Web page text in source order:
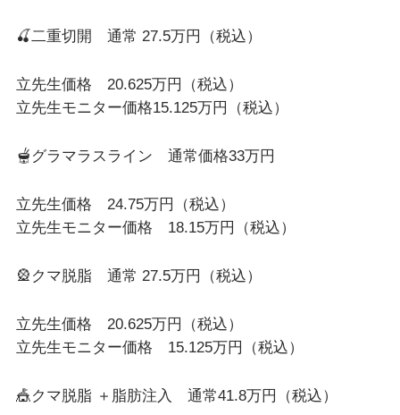
🍒二重切開 通常 27.5万円（税込）
立先生価格 20.625万円（税込）
立先生モニター価格15.125万円（税込）
🫕グラマラスライン 通常価格33万円
立先生価格 24.75万円（税込）
立先生モニター価格 18.15万円（税込）
🎡クマ脱脂 通常 27.5万円（税込）
立先生価格 20.625万円（税込）
立先生モニター価格 15.125万円（税込）
🎪クマ脱脂 ＋脂肪注入 通常41.8万円（税込）